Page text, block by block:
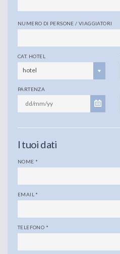
NUMERO DI PERSONE / VIAGGIATORI
CAT. HOTEL
hotel
PARTENZA
I tuoi dati
NOME *
EMAIL *
TELEFONO *